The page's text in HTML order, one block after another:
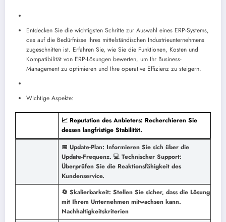
Entdecken Sie die wichtigsten Schritte zur Auswahl eines ERP-Systems,
das auf die Bedürfnisse Ihres mittelständischen Industrieunternehmens
zugeschnitten ist. Erfahren Sie, wie Sie die Funktionen, Kosten und
Kompatibilität von ERP-Lösungen bewerten, um Ihr Business-
Management zu optimieren und Ihre operative Effizienz zu steigern.
Wichtige Aspekte:
📈 Reputation des Anbieters: Recherchieren Sie
dessen langfristige Stabilität.
📅 Update-Plan: Informieren Sie sich über die
Update-Frequenz. 💻 Technischer Support:
Überprüfen Sie die Reaktionsfähigkeit des
Kundenservice.
🔄 Skalierbarkeit: Stellen Sie sicher, dass die Lösung
mit Ihrem Unternehmen mitwachsen kann.
Nachhaltigkeitskriterien